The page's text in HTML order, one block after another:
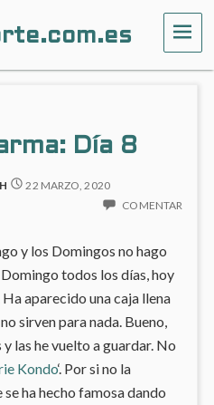
Día 8
22 MARZO, 2020
COMENTAR
y los Domingos no hago
todos los días, hoy
Ha aparecido una caja llena
sirven para nada. Bueno,
las he vuelto a guardar. No
Kondo‘. Por si no la
ha hecho famosa dando